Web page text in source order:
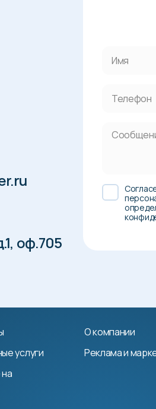
оф.705
услуги
О компании
Реклама и